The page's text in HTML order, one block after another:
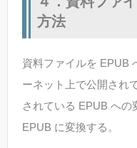
方法
資料ファイルを EPUB
ーネット上で公開され
されている EPUB への
EPUB に変換する。